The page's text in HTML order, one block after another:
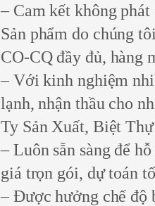
– Cam kết không
Sản phẩm do chúng
CO-CQ đầy đủ, hàng
– Với kinh nghiệm
lạnh, nhận thầu cho
Ty Sản Xuất, Biệt
– Luôn sẵn sàng để
giá trọn gói, dự toán
– Được hưởng chế độ